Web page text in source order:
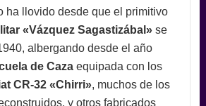
ha llovido desde que el primitivo
«Vázquez Sagastizábal»se
albergando desde el año
de Caza equipada con los
CR-32 «Chirri», muchos de los
y otros fabricados